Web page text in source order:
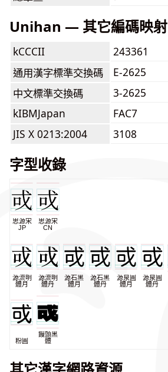
Unihan — 其它編碼映射
kCCCII
243361
通用漢字標準交換碼
E-2625
中文標準交換碼
3-2625
kIBMJapan
FAC7
JIS X 0213:2004
3108
字型收錄
思源宋
JP
思源宋
CN
源流明
體月
源流明
體丹
源石黑
體月
源石黑
體丹
源泉圓
體月
源泉圓
體丹
粉圓
饅頭黑
體